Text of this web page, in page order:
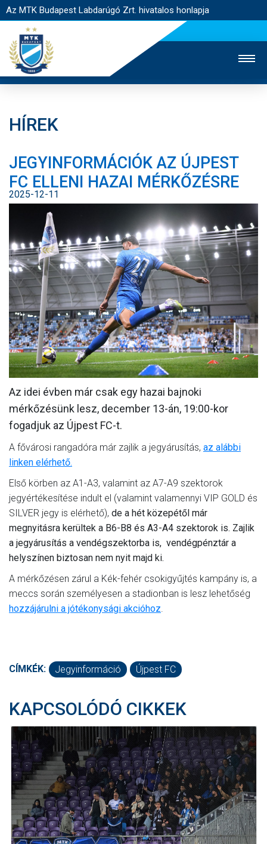
Az MTK Budapest Labdarúgó Zrt. hivatalos honlapja
JEGYÉRTÉKESÍTÉS
WEBSHOP
STADION
EGYESÜLET
KAPCSOLAT
NYITÓLAP
HÍREK
CSAPATOK
MÉRKŐZÉSEK
KLUB
GALÉRIA
SZURKOLÓI ÉLMÉNYEK
AKKREDITÁCIÓ
HÍREK
JEGYINFORMÁCIÓK AZ ÚJPEST
FC ELLENI HAZAI MÉRKŐZÉSRE
2025-12-11
Az idei évben már csak egy hazai bajnoki
mérkőzésünk lesz, december 13-án, 19:00-kor
fogadjuk az Újpest FC-t.
A fővárosi rangadóra már zajlik a jegyárusítás, az alábbi
linken elérhető.
Első körben az A1-A3, valamint az A7-A9 szektorok
jegyértékesítése indult el (valamint valamennyi VIP GOLD és
SILVER jegy is elérhető), de a hét közepétől már
megnyitásra kerültek a B6-B8 és A3-A4 szektorok is. Zajlik
a jegyárusítás a vendégszektorba is, vendégpénztár a
helyszínen biztosan nem nyit majd ki.
A mérkőzésen zárul a Kék-fehér csokigyűjtés kampány is, a
meccs során személyesen a stadionban is lesz lehetőség
hozzájárulni a jótékonysági akcióhoz.
CÍMKÉK: Jegyinformáció Újpest FC
KAPCSOLÓDÓ CIKKEK